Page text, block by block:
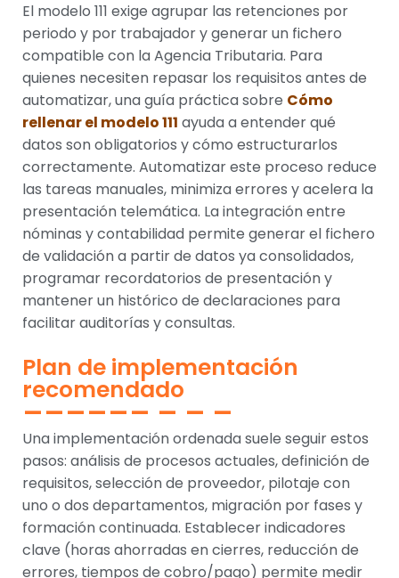
El modelo 111 exige agrupar las retenciones por
periodo y por trabajador y generar un fichero
compatible con la Agencia Tributaria. Para
quienes necesiten repasar los requisitos antes de
automatizar, una guía práctica sobre Cómo
rellenar el modelo 111 ayuda a entender qué
datos son obligatorios y cómo estructurarlos
correctamente. Automatizar este proceso reduce
las tareas manuales, minimiza errores y acelera la
presentación telemática. La integración entre
nóminas y contabilidad permite generar el fichero
de validación a partir de datos ya consolidados,
programar recordatorios de presentación y
mantener un histórico de declaraciones para
facilitar auditorías y consultas.
Plan de implementación
recomendado
Una implementación ordenada suele seguir estos
pasos: análisis de procesos actuales, definición de
requisitos, selección de proveedor, pilotaje con
uno o dos departamentos, migración por fases y
formación continuada. Establecer indicadores
clave (horas ahorradas en cierres, reducción de
errores, tiempos de cobro/pago) permite medir